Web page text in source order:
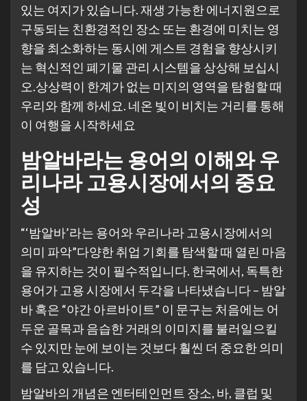
있는 여지가 있습니다. 재생 가능한 에너지원으로
구동되는 친환경적인 장소 또는 환경에 미치는 영
향을 최소화하는 동시에 게스트 경험을 향상시키
는 혁신적인 폐기물 관리 시스템을 상상해 보십시
오.상상력이 한계가 없는 미지의 영역을 탐험할 때
우리와 함께 하세요. 네온 빛이 비치는 거리를 통해
이 여행을 시작하세요
밤알바라는 용어의 이해와 우
리나라 고용시장에서의 중요
성
“‘밤알바’라는 용어와 우리나라 고용시장에서의
의미 파악”다양한 취업 기회를 탐색할 때 열린 마음
을 유지하는 것이 필수적입니다. 한국에서, 독특한
용어가 고용 시장에서 두각을 나타냈습니다 – 밤알
바 혹은 “야간 아르바이트” 이 문구는 처음에는 어
두운 골목과 음습한 거래의 이미지를 불러일으킬
수 있지만 눈에 보이는 것보다 훨씬 더 중요한 의미
를 담고 있습니다.
밤알바의 개념은 엔터테인먼트 장소, 바, 클럽 및